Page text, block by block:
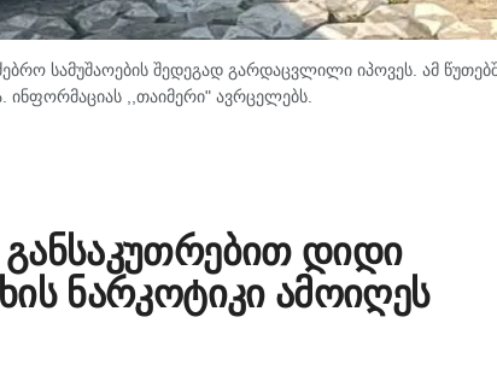
სამუშაოების შედეგად გარდაცვლილი იპოვეს. ამ
ინფორმაციას ,,თაიმერი" ავრცელებს.
დიდი
ნარკოტიკი ამოიღეს